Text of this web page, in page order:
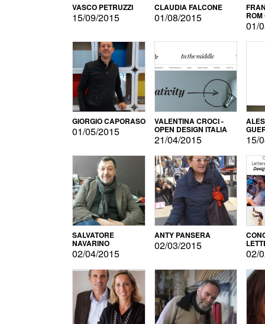
VASCO PETRUZZI
15/09/2015
CLAUDIA FALCONE
01/08/2015
01/
GIORGIO CAPORASO
01/05/2015
VALENTINA CROCI -
OPEN DESIGN ITALIA
21/04/2015 15/
SALVATORE
NAVARINO
02/04/2015
ANTY PANSERA
02/03/2015
02/